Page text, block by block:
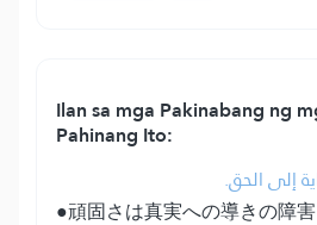
Ilan sa mga Pakinabang ng
Pahinang Ito:
إلى الحق.
●頑固さは真実への導きの障害